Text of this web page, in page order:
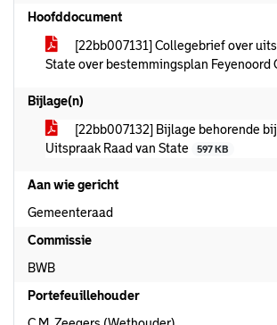
Hoofddocument
[22bb007131] Collegebrief over
State over bestemmingsplan Feyenoord
Bijlage(n)
[22bb007132] Bijlage behorende
Uitspraak Raad van State
597 KB
Aan wie gericht
Gemeenteraad
Commissie
BWB
Portefeuillehouder